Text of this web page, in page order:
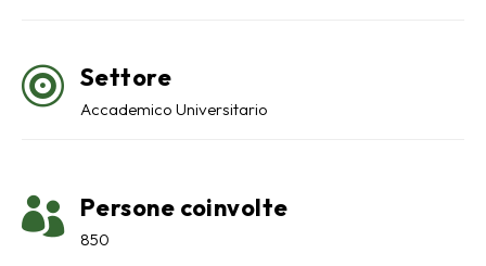
 Settore
Accademico Universitario
 Persone coinvolte
850